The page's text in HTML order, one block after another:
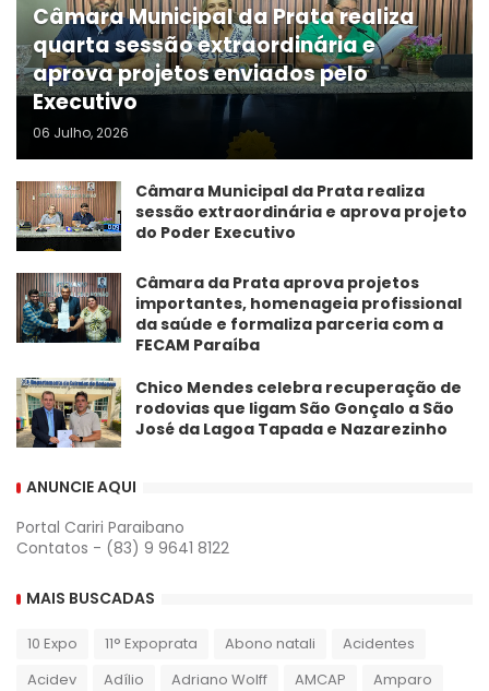
Câmara Municipal da Prata realiza
quarta sessão extraordinária e
aprova projetos enviados pelo
Executivo
06 Julho, 2026
Câmara Municipal da Prata realiza
sessão extraordinária e aprova projeto
do Poder Executivo
​Câmara da Prata aprova projetos
importantes, homenageia profissional
da saúde e formaliza parceria com a
FECAM Paraíba
Chico Mendes celebra recuperação de
rodovias que ligam São Gonçalo a São
José da Lagoa Tapada e Nazarezinho
ANUNCIE AQUI
Portal Cariri Paraibano
Contatos - (83) 9 9641 8122
MAIS BUSCADAS
10 Expo 11° Expoprata Abono natali
Acidentes
Acidev
Adílio Adriano Wolff AMCAP
Amparo